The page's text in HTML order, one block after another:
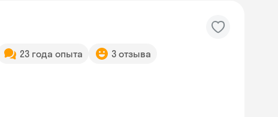
23 года опыта 3 отзыва